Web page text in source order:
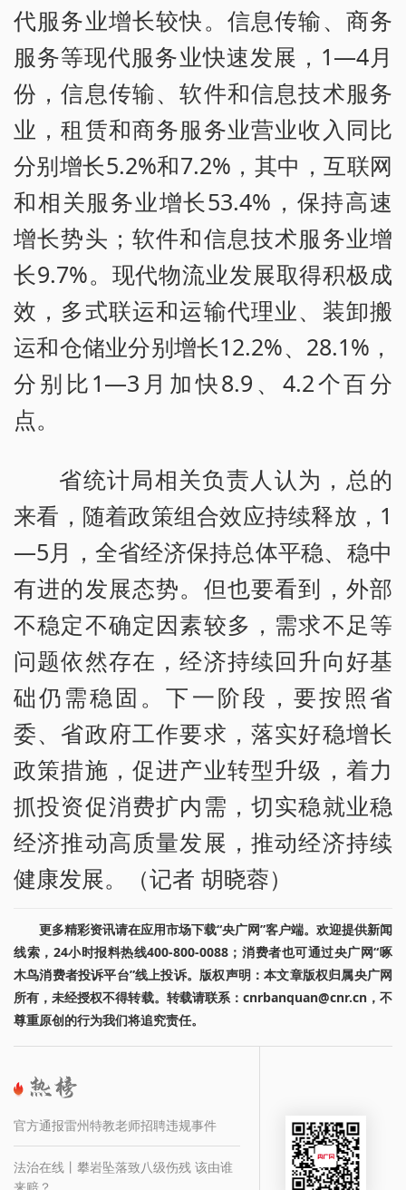
代服务业增长较快。信息传输、商务
服务等现代服务业快速发展，1—4月
份，信息传输、软件和信息技术服务
业，租赁和商务服务业营业收入同比
分别增长5.2%和7.2%，其中，互联网
和相关服务业增长53.4%，保持高速
增长势头；软件和信息技术服务业增
长9.7%。现代物流业发展取得积极成
效，多式联运和运输代理业、装卸搬
运和仓储业分别增长12.2%、28.1%，
分别比1—3月加快8.9、4.2个百分
点。
省统计局相关负责人认为，总的
来看，随着政策组合效应持续释放，1
—5月，全省经济保持总体平稳、稳中
有进的发展态势。但也要看到，外部
不稳定不确定因素较多，需求不足等
问题依然存在，经济持续回升向好基
础仍需稳固。下一阶段，要按照省
委、省政府工作要求，落实好稳增长
政策措施，促进产业转型升级，着力
抓投资促消费扩内需，切实稳就业稳
经济推动高质量发展，推动经济持续
健康发展。（记者 胡晓蓉）
更多精彩资讯请在应用市场下载“央广网”客户端。欢迎提供新闻
线索，24小时报料热线400-800-0088；消费者也可通过央广网“啄
木鸟消费者投诉平台”线上投诉。版权声明：本文章版权归属央广网
所有，未经授权不得转载。转载请联系：cnrbanquan@cnr.cn，不
尊重原创的行为我们将追究责任。
官方通报雷州特教老师招聘违规事件
法治在线丨攀岩坠落致八级伤残 该由谁